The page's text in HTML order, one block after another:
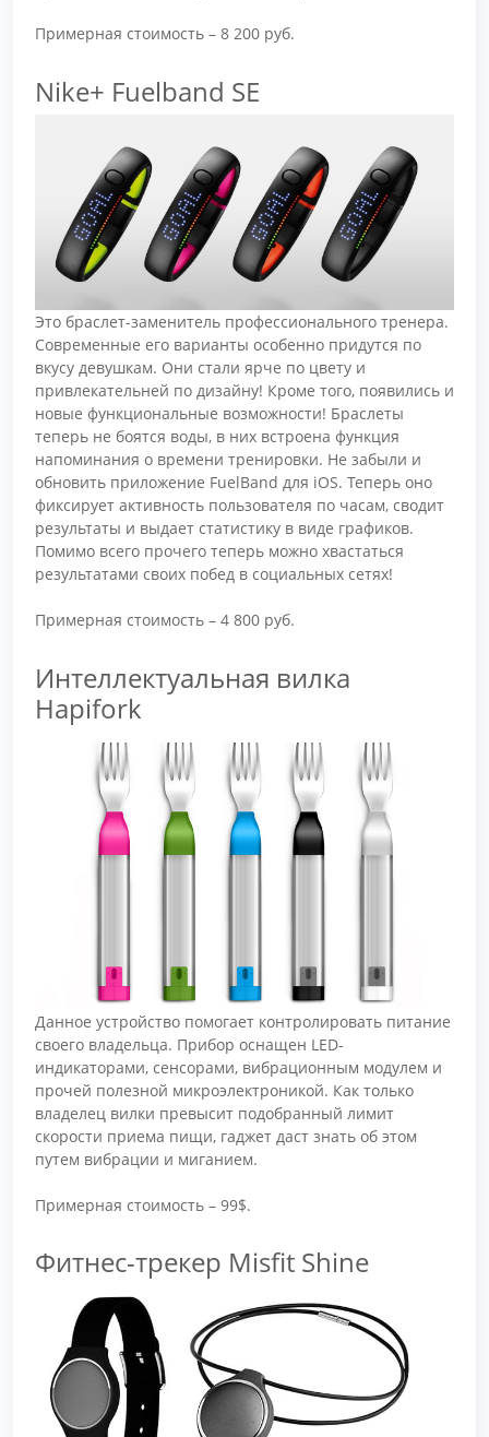
Примерная стоимость – 8 200 руб.
Nike+ Fuelband SE
Это браслет-заменитель профессионального тренера.
Современные его варианты особенно придутся по
вкусу девушкам. Они стали ярче по цвету и
привлекательней по дизайну! Кроме того, появились и
новые функциональные возможности! Браслеты
теперь не боятся воды, в них встроена функция
напоминания о времени тренировки. Не забыли и
обновить приложение FuelBand для iOS. Теперь оно
фиксирует активность пользователя по часам, сводит
результаты и выдает статистику в виде графиков.
Помимо всего прочего теперь можно хвастаться
результатами своих побед в социальных сетях!
Примерная стоимость – 4 800 руб.
Интеллектуальная вилка
Hapifork
Данное устройство помогает контролировать питание
своего владельца. Прибор оснащен LED-
индикаторами, сенсорами, вибрационным модулем и
прочей полезной микроэлектроникой. Как только
владелец вилки превысит подобранный лимит
скорости приема пищи, гаджет даст знать об этом
путем вибрации и миганием.
Примерная стоимость – 99$.
Фитнес-трекер Misfit Shine